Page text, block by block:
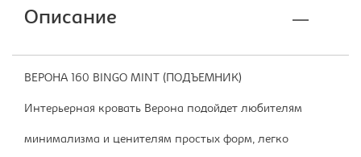
Описание
ВЕРОНА 160 BINGO MINT (ПОДЪЕМНИК)
Интерьерная кровать Верона подойдет любителям
минимализма и ценителям простых форм, легко